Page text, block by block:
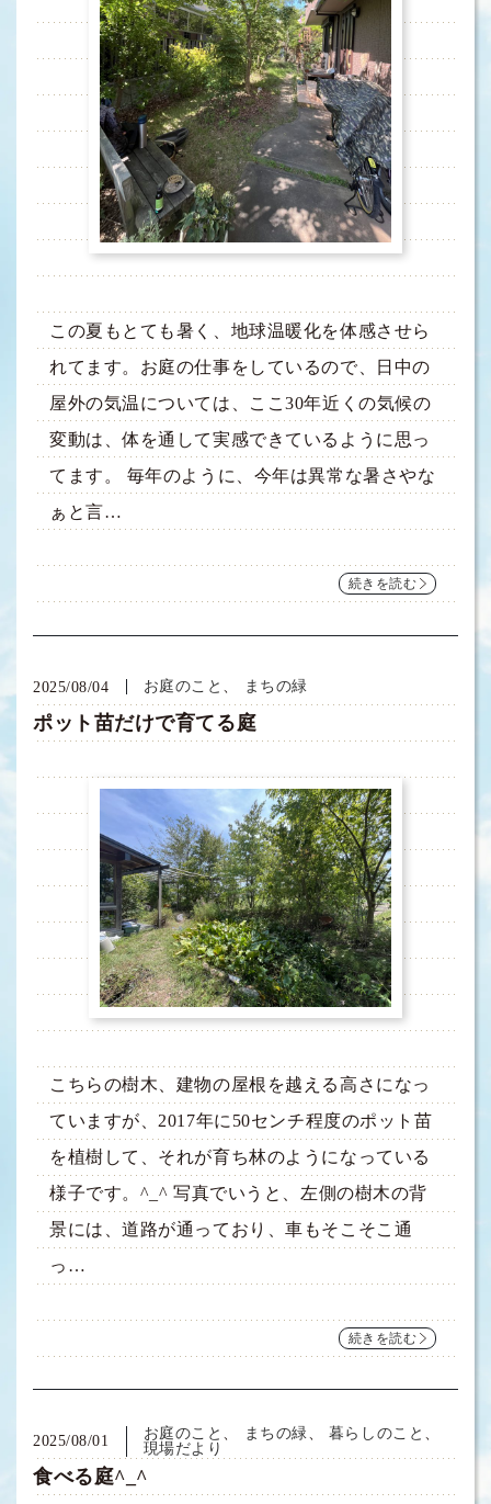
この夏もとても暑く、地球温暖化を体感させら
れてます。お庭の仕事をしているので、日中の
屋外の気温については、ここ30年近くの気候の
変動は、体を通して実感できているように思っ
てます。 毎年のように、今年は異常な暑さやな
ぁと言…
続きを読む
2025/08/04 お庭のこと まちの緑
ポット苗だけで育てる庭
こちらの樹木、建物の屋根を越える高さになっ
ていますが、2017年に50センチ程度のポット苗
を植樹して、それが育ち林のようになっている
様子です。^_^ 写真でいうと、左側の樹木の背
景には、道路が通っており、車もそこそこ通
っ…
続きを読む
2025/08/01 お庭のこと まちの緑
暮らしのこと
現場だより
食べる庭^_^